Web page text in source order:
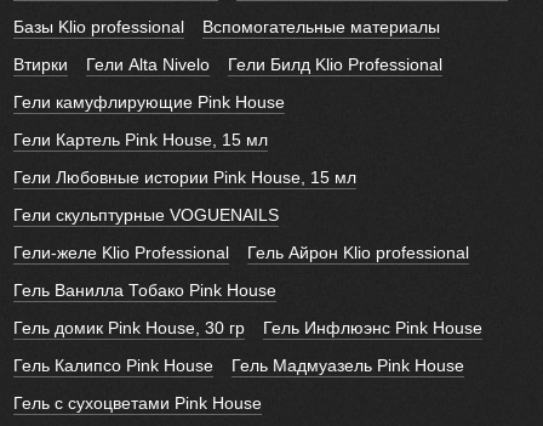
Базы Klio professional
Вспомогательные материалы
Втирки
Гели Alta Nivelo
Гели Билд Klio Professional
Гели камуфлирующие Pink House
Гели Картель Pink House, 15 мл
Гели Любовные истории Pink House, 15 мл
Гели скульптурные VOGUENAILS
Гели-желе Klio Professional
Гель Айрон Klio professional
Гель Ванилла Тобако Pink House
Гель домик Pink House, 30 гр
Гель Инфлюэнс Pink House
Гель Калипсо Pink House
Гель Мадмуазель Pink House
Гель с сухоцветами Pink House